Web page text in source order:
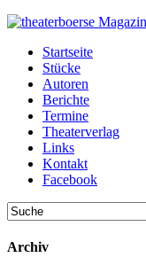
Startseite
Stücke
Autoren
Berichte
Termine
Theaterverlag
Links
Kontakt
Facebook
Archiv